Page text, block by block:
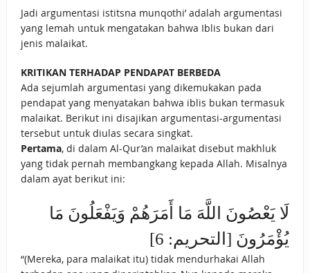
Jadi argumentasi istitsna munqothi’ adalah argumentasi
yang lemah untuk mengatakan bahwa Iblis bukan dari
jenis malaikat.
KRITIKAN TERHADAP PENDAPAT BERBEDA
Ada sejumlah argumentasi yang dikemukakan pada
pendapat yang menyatakan bahwa iblis bukan termasuk
malaikat. Berikut ini disajikan argumentasi-argumentasi
tersebut untuk diulas secara singkat.
Pertama, di dalam Al-Qur’an malaikat disebut makhluk
yang tidak pernah membangkang kepada Allah. Misalnya
dalam ayat berikut ini:
لَا يَعْصُونَ اللَّهَ مَا أَمَرَهُمْ وَيَفْعَلُونَ مَا
يُؤْمَرُونَ [التحريم: 6]
“(Mereka, para malaikat itu) tidak mendurhakai Allah